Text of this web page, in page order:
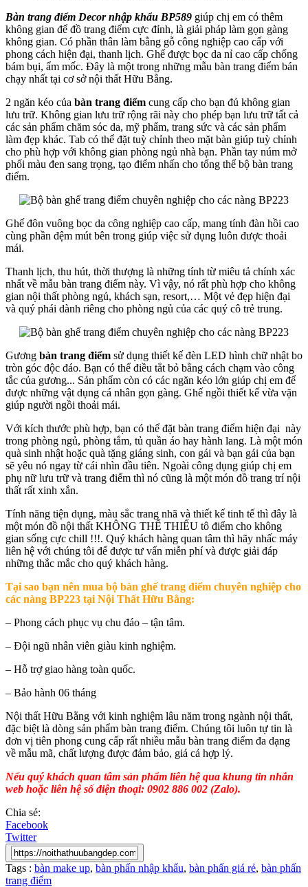
Bàn trang điểm Decor nhập khẩu BP589 giúp chị em có thêm
không gian để đồ trang điểm cực đỉnh, là giải pháp làm gọn gàng
không gian. Có phần thân làm bằng gỗ công nghiệp cao cấp với
phong cách hiện đại, thanh lịch. Ghế được bọc da nỉ cao cấp chống
bám bụi, ẩm mốc. Đây là một trong những mẫu bàn trang điểm bán
chạy nhất tại cơ sở nội thất Hữu Bằng.
2 ngăn kéo của bàn trang điểm cung cấp cho bạn đủ không gian
lưu trữ. Không gian lưu trữ rộng rãi này cho phép bạn lưu trữ tất cả
các sản phẩm chăm sóc da, mỹ phẩm, trang sức và các sản phẩm
làm đẹp khác. Tab có thể đặt tuỳ chỉnh theo mặt bàn giúp tuỳ chỉnh
cho phù hợp với không gian phòng ngủ nhà bạn. Phần tay núm mở
phối màu đen sang trọng, tạo điểm nhấn cho tổng thể bộ bàn trang
điểm.
Ghế đôn vuông bọc da công nghiệp cao cấp, mang tính đàn hồi cao
cùng phần đệm mút bên trong giúp việc sử dụng luôn được thoải
mái.
Thanh lịch, thu hút, thời thượng là những tính từ miêu tả chính xác
nhất về mẫu bàn trang điểm này. Vì vậy, nó rất phù hợp cho không
gian nội thất phòng ngủ, khách sạn, resort,… Một vẻ đẹp hiện đại
và quý phái dành riêng cho phòng ngủ của các quý cô trẻ trung.
Gương bàn trang điểm sử dụng thiết kế đèn LED hình chữ nhật bo
tròn góc độc đáo. Bạn có thể điều tắt bỏ bằng cách chạm vào công
tắc của gương... Sản phẩm còn có các ngăn kéo lớn giúp chị em để
được những vật dụng cá nhân gọn gàng. Ghế ngồi thiết kế vừa vặn
giúp người ngồi thoải mái.
Với kích thước phù hợp, bạn có thể đặt bàn trang điểm hiện đại này
trong phòng ngủ, phòng tắm, tủ quần áo hay hành lang. Là một món
quà sinh nhật hoặc quà tặng giáng sinh, con gái và bạn gái của bạn
sẽ yêu nó ngay từ cái nhìn đầu tiên. Ngoài công dụng giúp chị em
phụ nữ lưu trữ và trang điểm thì nó cũng là một món đồ trang trí nội
thất rất xinh xắn.
Tính năng tiện dụng, màu sắc trang nhã và thiết kế tinh tế thì đây là
một món đồ nội thất KHÔNG THỂ THIẾU tô điểm cho không
gian sống cực chill !!!. Quý khách hàng quan tâm thì hãy nhấc máy
liên hệ với chúng tôi để được tư vấn miễn phí và được giải đáp
những thắc mắc cho quý khách hàng.
Tại sao bạn nên mua bộ bàn ghế trang điểm chuyên nghiệp cho
các nàng BP223 tại Nội Thất Hữu Bằng:
– Phong cách phục vụ chu đáo – tận tâm.
– Đội ngũ nhân viên giàu kinh nghiệm.
– Hỗ trợ giao hàng toàn quốc.
– Bảo hành 06 tháng
Nội thất Hữu Bằng với kinh nghiệm lâu năm trong ngành nội thất,
đặc biệt là dòng sản phẩm bàn trang điểm. Chúng tôi luôn tự tin là
đơn vị tiên phong cung cấp rất nhiều mẫu bàn trang điểm đa dạng
về mẫu mã, chất lượng được đảm bảo, giá cả hợp lý.
Nếu quý khách quan tâm sản phẩm liên hệ qua khung tin nhắn
web hoặc liên hệ số điện thoại: 0902 886 002 (Zalo).
Chia sẻ:
Facebook
Twitter
Tags : bàn make up, bàn phấn nhập khẩu, bàn phấn giá rẻ, bàn phấn
trang điểm